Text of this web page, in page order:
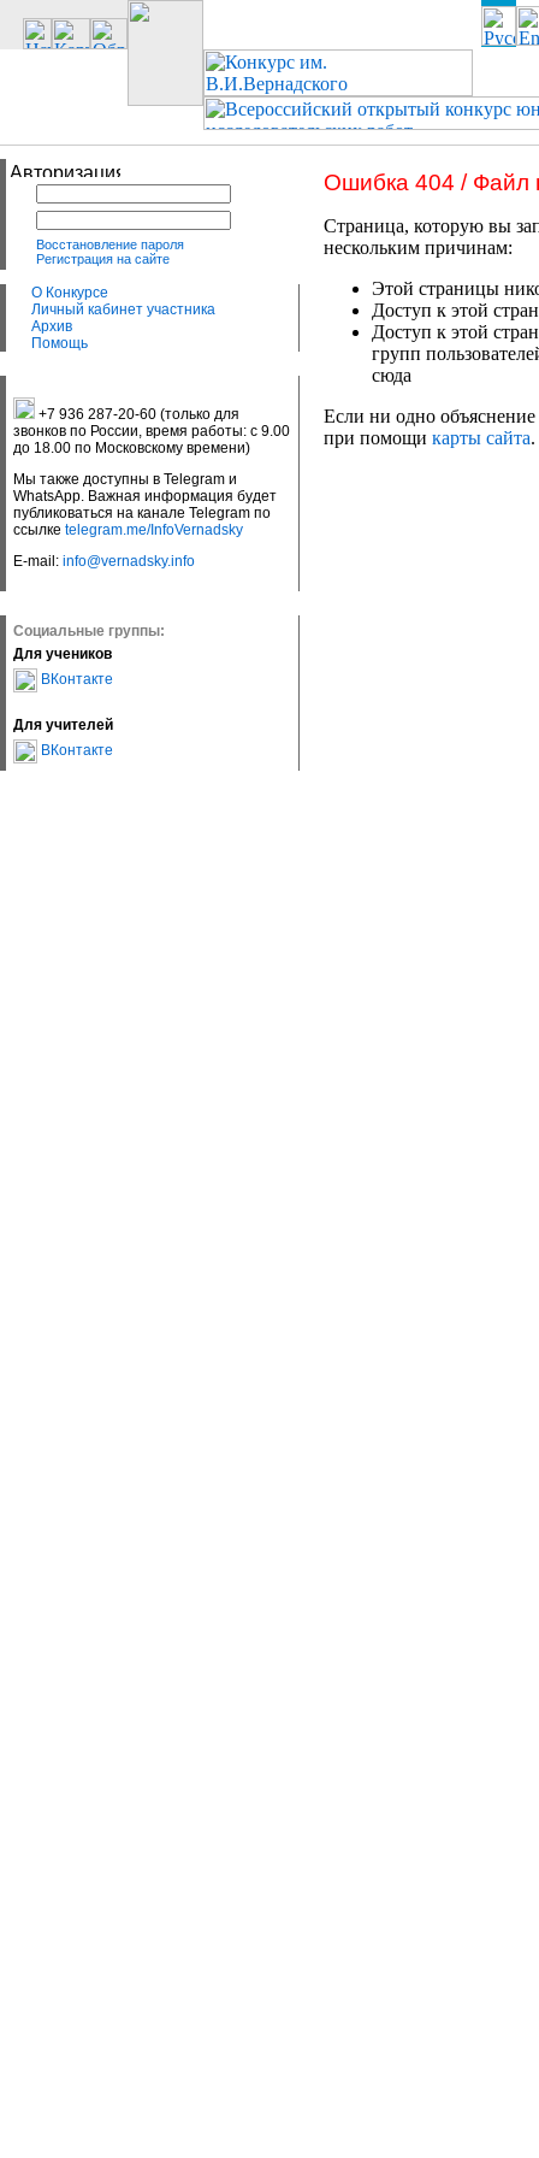
Восстановление пароля
Регистрация на сайте
О Конкурсе
Личный кабинет участника
Архив
Помощь
+7 936 287-20-60 (только для
звонков по России, время работы: с 9.00
до 18.00 по Московскому времени)
Мы также доступны в Telegram и
WhatsApp. Важная информация будет
публиковаться на канале Telegram по
ссылке telegram.me/InfoVernadsky
E-mail: info@vernadsky.info
Социальные группы:
Для учеников
ВКонтакте
Для учителей
ВКонтакте
Ошибка 404 / Файл
Страница, которую вы
нескольким причинам:
Этой страницы
Доступ к этой
Доступ к этой
групп
сюда
Если ни одно объяснение
при помощи карты сайта.